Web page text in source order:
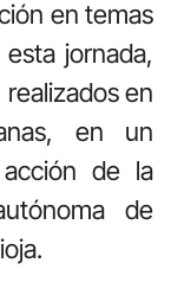
en temas
jornada,
en
en un
de la
de